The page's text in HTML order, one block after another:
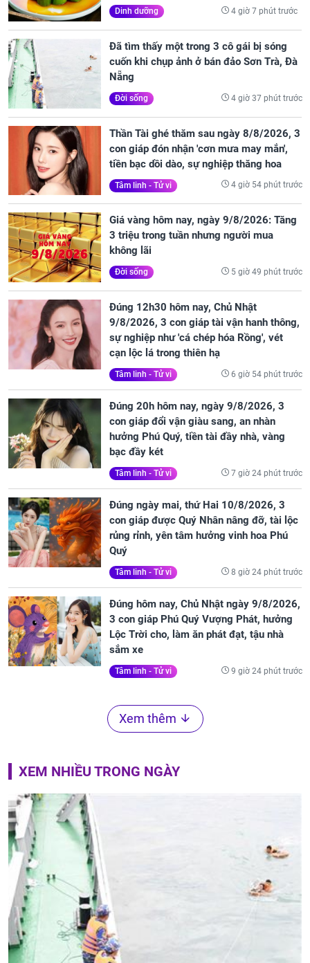
Dinh dưỡng 4 giờ 7 phút trước
Đã tìm thấy một trong 3 cô gái bị sóng
cuốn khi chụp ảnh ở bán đảo Sơn Trà, Đà
Nẵng
Đời sống 4 giờ 37 phút trước
Thần Tài ghé thăm sau ngày 8/8/2026, 3
con giáp đón nhận 'cơn mưa may mắn',
tiền bạc dồi dào, sự nghiệp thăng hoa
Tâm linh - Tử vi 4 giờ 54 phút trước
Giá vàng hôm nay, ngày 9/8/2026: Tăng
3 triệu trong tuần nhưng người mua
không lãi
Đời sống 5 giờ 49 phút trước
Đúng 12h30 hôm nay, Chủ Nhật
9/8/2026, 3 con giáp tài vận hanh thông,
sự nghiệp như 'cá chép hóa Rồng', vét
cạn lộc lá trong thiên hạ
Tâm linh - Tử vi 6 giờ 54 phút trước
Đúng 20h hôm nay, ngày 9/8/2026, 3
con giáp đổi vận giàu sang, an nhàn
hưởng Phú Quý, tiền tài đầy nhà, vàng
bạc đầy két
Tâm linh - Tử vi 7 giờ 24 phút trước
Đúng ngày mai, thứ Hai 10/8/2026, 3
con giáp được Quý Nhân nâng đỡ, tài lộc
rủng rỉnh, yên tâm hưởng vinh hoa Phú
Quý
Tâm linh - Tử vi 8 giờ 24 phút trước
Đúng hôm nay, Chủ Nhật ngày 9/8/2026,
3 con giáp Phú Quý Vượng Phát, hưởng
Lộc Trời cho, làm ăn phát đạt, tậu nhà
sắm xe
Tâm linh - Tử vi 9 giờ 24 phút trước
Xem thêm
XEM NHIỀU TRONG NGÀY